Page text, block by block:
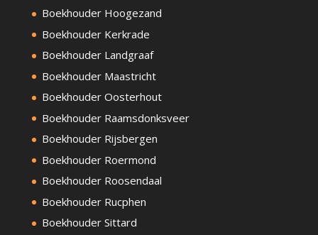
Boekhouder Hoogezand
Boekhouder Kerkrade
Boekhouder Landgraaf
Boekhouder Maastricht
Boekhouder Oosterhout
Boekhouder Raamsdonksveer
Boekhouder Rijsbergen
Boekhouder Roermond
Boekhouder Roosendaal
Boekhouder Rucphen
Boekhouder Sittard